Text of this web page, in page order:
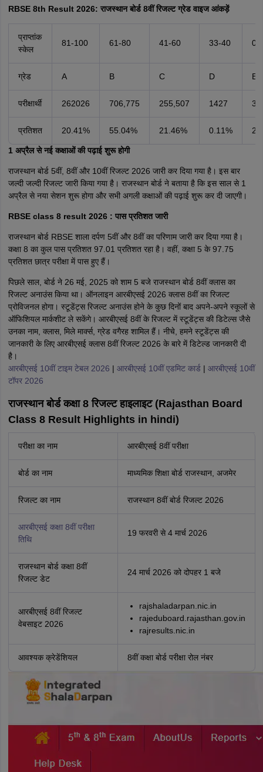
RBSE 8th Result 2026: राजस्थान बोर्ड 8वीं रिजल्ट ग्रेड वाइज आंकड़ें
प्राप्तांक
स्केल
81-100 61-80 41-60 33-40 0-
ग्रेड A B C D E
परीक्षार्थी 262026 706,775 255,507 1427
प्रतिशत 20.41% 55.04% 21.46% 0.11%
1 अप्रैल से नई कक्षाओं की पढ़ाई शुरू होगी
राजस्थान बोर्ड 5वीं, 8वीं और 10वीं रिजल्ट 2026 जारी कर दिया गया है। इस बार
जल्दी जल्दी रिजल्ट जारी किया गया है। राजस्थान बोर्ड ने बताया है कि इस साल से 1
अप्रैल से नया सेशन शुरू होगा और सभी अगली कक्षाओं की पढ़ाई शुरू कर दी जाएगी।
RBSE class 8 result 2026 : पास प्रतिशत जारी
राजस्थान बोर्ड RBSE शाला दर्पण 5वीं और 8वीं का परिणाम जारी कर दिया गया है।
कक्षा 8 का कुल पास प्रतिशत 97.01 प्रतिशत रहा है। वहीं, कक्षा 5 के 97.75
प्रतिशत छात्र परीक्षा में पास हुए हैं।
पिछले साल, बोर्ड ने 26 मई, 2025 को शाम 5 बजे राजस्थान बोर्ड 8वीं क्लास का
रिजल्ट अनाउंस किया था। ऑनलाइन आरबीएसई 2026 क्लास 8वीं का रिजल्ट
प्रोविजनल होगा। स्टूडेंट्स रिजल्ट अनाउंस होने के कुछ दिनों बाद अपने-अपने स्कूलों से
ऑफिशियल मार्कशीट ले सकेंगे। आरबीएसई 8वीं के रिजल्ट में स्टूडेंट्स की डिटेल्स जैसे
उनका नाम, क्लास, मिले मार्क्स, ग्रेड वगैरह शामिल हैं। नीचे, हमने स्टूडेंट्स की
जानकारी के लिए आरबीएसई क्लास 8वीं रिजल्ट 2026 के बारे में डिटेल्ड जानकारी दी
है।
आरबीएसई 10वीं टाइम टेबल 2026 | आरबीएसई 10वीं एडमिट कार्ड| आरबीएसई 10वीं
टॉपर 2026
राजस्थान बोर्ड कक्षा 8 रिजल्ट हाइलाइट (Rajasthan Board
Class 8 Result Highlights in hindi)
परीक्षा का नाम आरबीएसई 8वीं परीक्षा
बोर्ड का नाम माध्यमिक शिक्षा बोर्ड राजस्थान, अजमेर
रिजल्ट का नाम राजस्थान 8वीं बोर्ड रिजल्ट 2026
आरबीएसई कक्षा 8वीं परीक्षा
तिथि
19 फरवरी से 4 मार्च 2026
राजस्थान बोर्ड कक्षा 8वीं
रिजल्ट डेट
24 मार्च 2026 को दोपहर 1 बजे
आरबीएसई 8वीं रिजल्ट
वेबसाइट 2026
rajshaladarpan.nic.in
rajeduboard.rajasthan.gov.in
rajresults.nic.in
आवश्यक क्रेडेंशियल 8वीं कक्षा बोर्ड परीक्षा रोल नंबर